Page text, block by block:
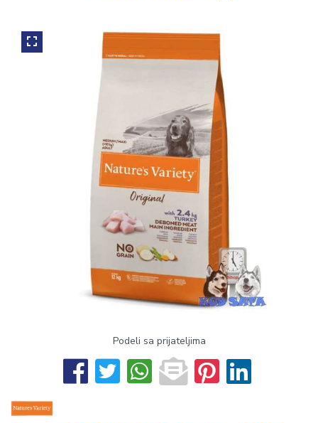
Podeli sa prijateljima